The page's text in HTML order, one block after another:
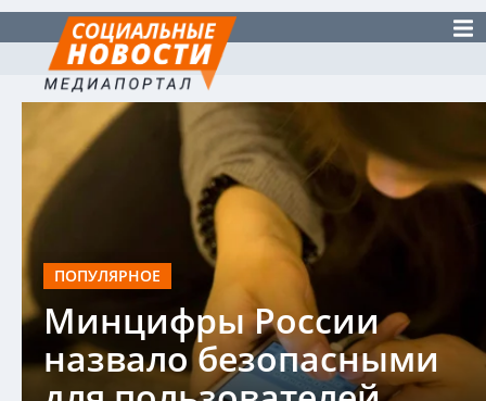
ПОПУЛЯРНОЕ
Минцифры России
назвало безопасными